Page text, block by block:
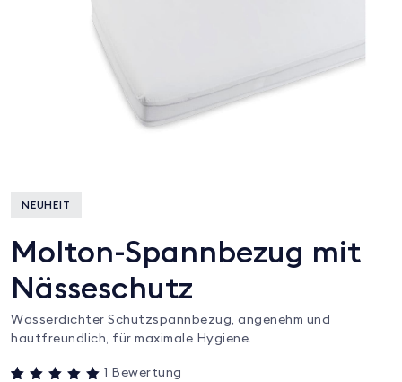
NEUHEIT
Molton-Spannbezug mit
Nässeschutz
Wasserdichter Schutzspannbezug, angenehm und
hautfreundlich, für maximale Hygiene.
1 Bewertung